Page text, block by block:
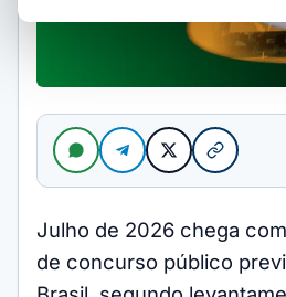
Julho de 2026 chega
de concurso público